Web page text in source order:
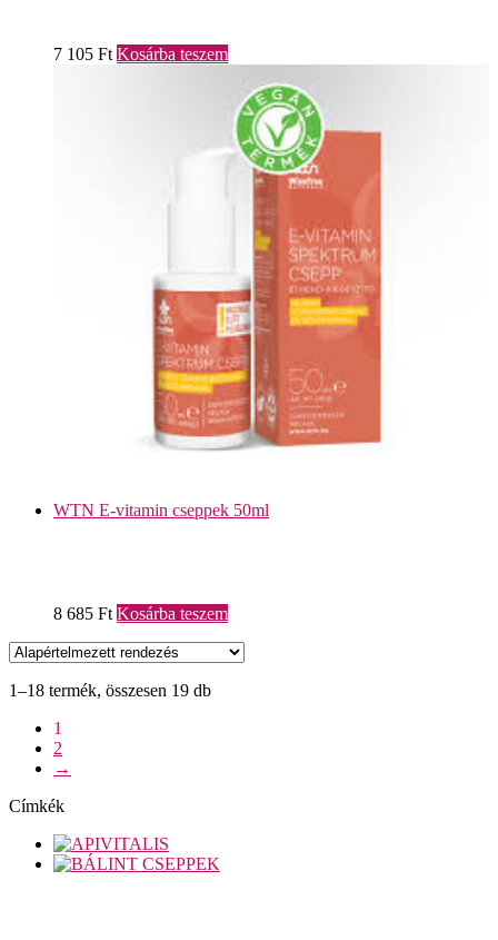
7 105 Ft Kosárba teszem
WTN E-vitamin cseppek 50ml
8 685 Ft Kosárba teszem
1–18 termék, összesen 19 db
1
2
→
Címkék